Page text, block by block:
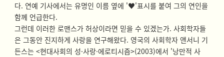
다. 연예 기사에서는 유명인 이름 옆에 '♥'표시를 붙여 그의 연인을
함께 언급한다.
그런데 이러한 로맨스가 허상이라면 믿을 수 있겠는가. 사회학자들
은 그동안 진지하게 사랑을 연구해왔다. 영국의 사회학자 앤서니 기
든스는 <현대사회의 성·사랑·에로티시즘>(2003)에서 '낭만적 사